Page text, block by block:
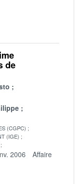
de
(CGPC)
(IGE)
2006
Affaire